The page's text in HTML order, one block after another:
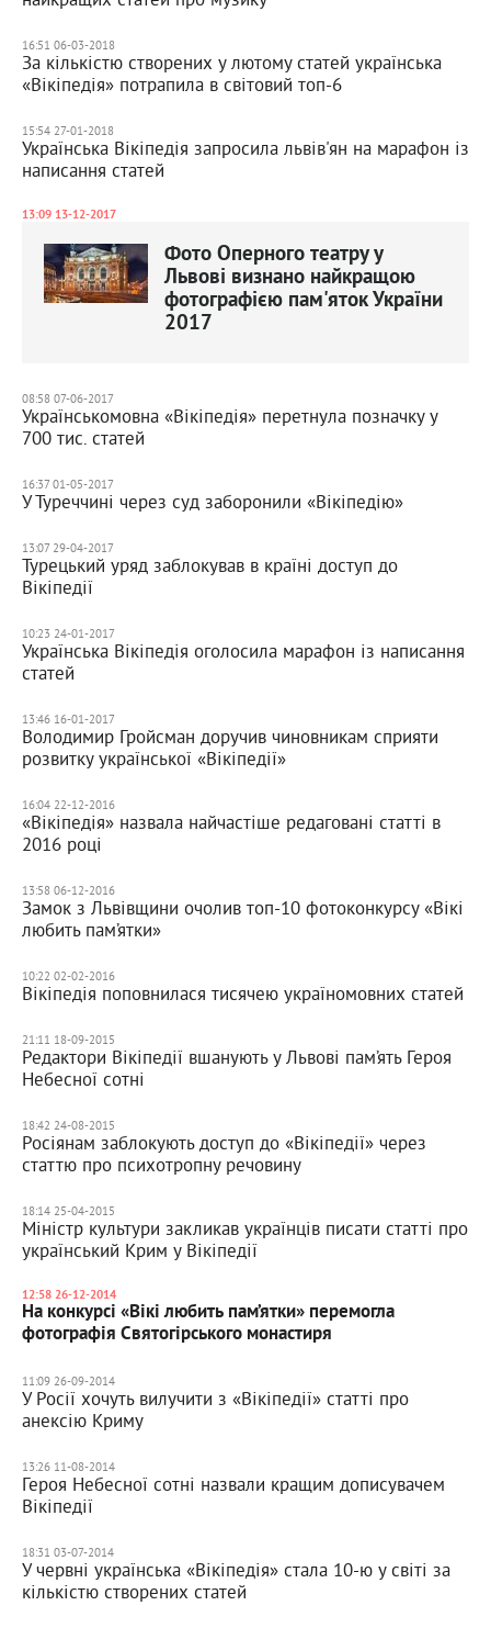
16:51 06-03-2018
За кількістю створених у лютому статей українська
«Вікіпедія» потрапила в світовий топ-6
15:54 27-01-2018
Українська Вікіпедія запросила львів'ян на марафон із
написання статей
13:09 13-12-2017
Фото Оперного театру у
Львові визнано найкращою
фотографією пам'яток України
2017
08:58 07-06-2017
Українськомовна «Вікіпедія» перетнула позначку у
700 тис. статей
16:37 01-05-2017
У Туреччині через суд заборонили «Вікіпедію»
13:07 29-04-2017
Турецький уряд заблокував в країні доступ до
Вікіпедії
10:23 24-01-2017
Українська Вікіпедія оголосила марафон із написання
статей
13:46 16-01-2017
Володимир Гройсман доручив чиновникам сприяти
розвитку української «Вікіпедії»
16:04 22-12-2016
«Вікіпедія» назвала найчастіше редаговані статті в
2016 році
13:58 06-12-2016
Замок з Львівщини очолив топ-10 фотоконкурсу «Вікі
любить пам’ятки»
10:22 02-02-2016
Вікіпедія поповнилася тисячею україномовних статей
21:11 18-09-2015
Редактори Вікіпедії вшанують у Львові пам’ять Героя
Небесної сотні
18:42 24-08-2015
Росіянам заблокують доступ до «Вікіпедії» через
статтю про психотропну речовину
18:14 25-04-2015
Міністр культури закликав українців писати статті про
український Крим у Вікіпедії
12:58 26-12-2014
На конкурсі «Вікі любить пам’ятки» перемогла
фотографія Святогірського монастиря
11:09 26-09-2014
У Росії хочуть вилучити з «Вікіпедії» статті про
анексію Криму
13:26 11-08-2014
Героя Небесної сотні назвали кращим дописувачем
Вікіпедії
18:31 03-07-2014
У червні українська «Вікіпедія» стала 10-ю у світі за
кількістю створених статей